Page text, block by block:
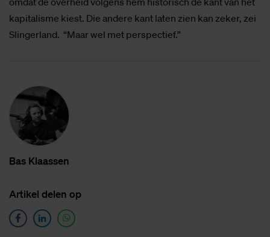
kapitalisme kiest. Die andere kant laten zien kan zeker, zei
Slingerland. “Maar wel met perspectief.”
Bas Klaas­sen
Ar­ti­kel de­len op